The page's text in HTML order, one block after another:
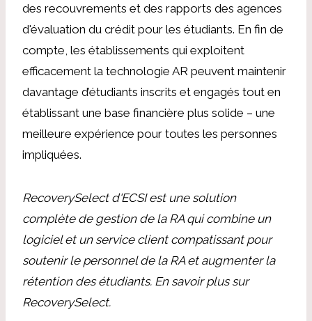
des recouvrements et des rapports des agences
d'évaluation du crédit pour les étudiants. En fin de
compte, les établissements qui exploitent
efficacement la technologie AR peuvent maintenir
davantage d’étudiants inscrits et engagés tout en
établissant une base financière plus solide – une
meilleure expérience pour toutes les personnes
impliquées.
RecoverySelect d'ECSI est une solution
complète de gestion de la RA qui combine un
logiciel et un service client compatissant pour
soutenir le personnel de la RA et augmenter la
rétention des étudiants. En savoir plus sur
RecoverySelect.